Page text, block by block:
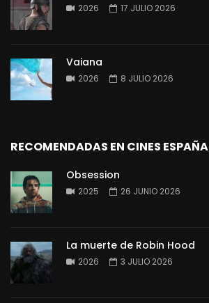
2026 17 JULIO 2026
Vaiana
2026 8 JULIO 2026
RECOMENDADAS EN CINES ESPAÑA
Obsession
2025 26 JUNIO 2026
La muerte de Robin Hood
2026 3 JULIO 2026